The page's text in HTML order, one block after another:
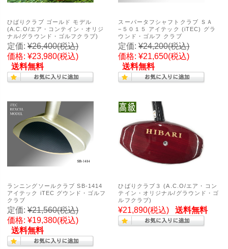
ひばりクラブ ゴールド モデル
(A.C.O/エア・コンテイン・オリジ
ナル/グラウンド・ゴルフクラブ)
定価: ¥26,400(税込)
価格: ¥23,980(税込)
送料無料
スーパータフシャフトクラブ ＳＡ
−５０１５ アイテック (iTEC) グラ
ウンド・ゴルフ クラブ
定価: ¥24,200(税込)
価格: ¥21,650(税込)
送料無料
ランニングソールクラブ SB-1414
アイテック iTEC グウンド・ゴルフ
クラブ
定価: ¥21,560(税込)
価格: ¥19,380(税込)
送料無料
ひばりクラブ３ (A.C.O/エア・コン
テイン・オリジナル/グラウンド・ゴ
ルフクラブ)
¥21,890(税込) 送料無料